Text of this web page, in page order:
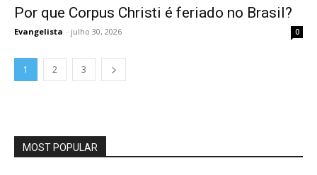
Por que Corpus Christi é feriado no Brasil?
Evangelista - julho 30, 2026 0
1 2 3
MOST POPULAR